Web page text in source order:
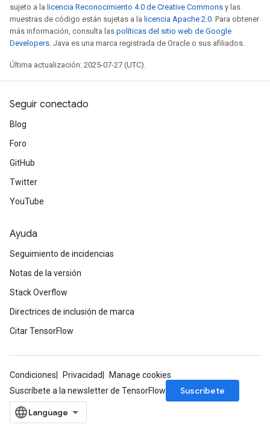
sujeto a la licencia Reconocimiento 4.0 de Creative Commons y las
muestras de código están sujetas a la licencia Apache 2.0. Para obtener
más información, consulta las políticas del sitio web de Google
Developers. Java es una marca registrada de Oracle o sus afiliados.
Última actualización: 2025-07-27 (UTC).
Seguir conectado
Blog
Foro
GitHub
Twitter
YouTube
Ayuda
Seguimiento de incidencias
Notas de la versión
Stack Overflow
Directrices de inclusión de marca
Citar TensorFlow
Condiciones Privacidad
Manage cookies
Suscríbete a la newsletter de TensorFlow
Suscríbete